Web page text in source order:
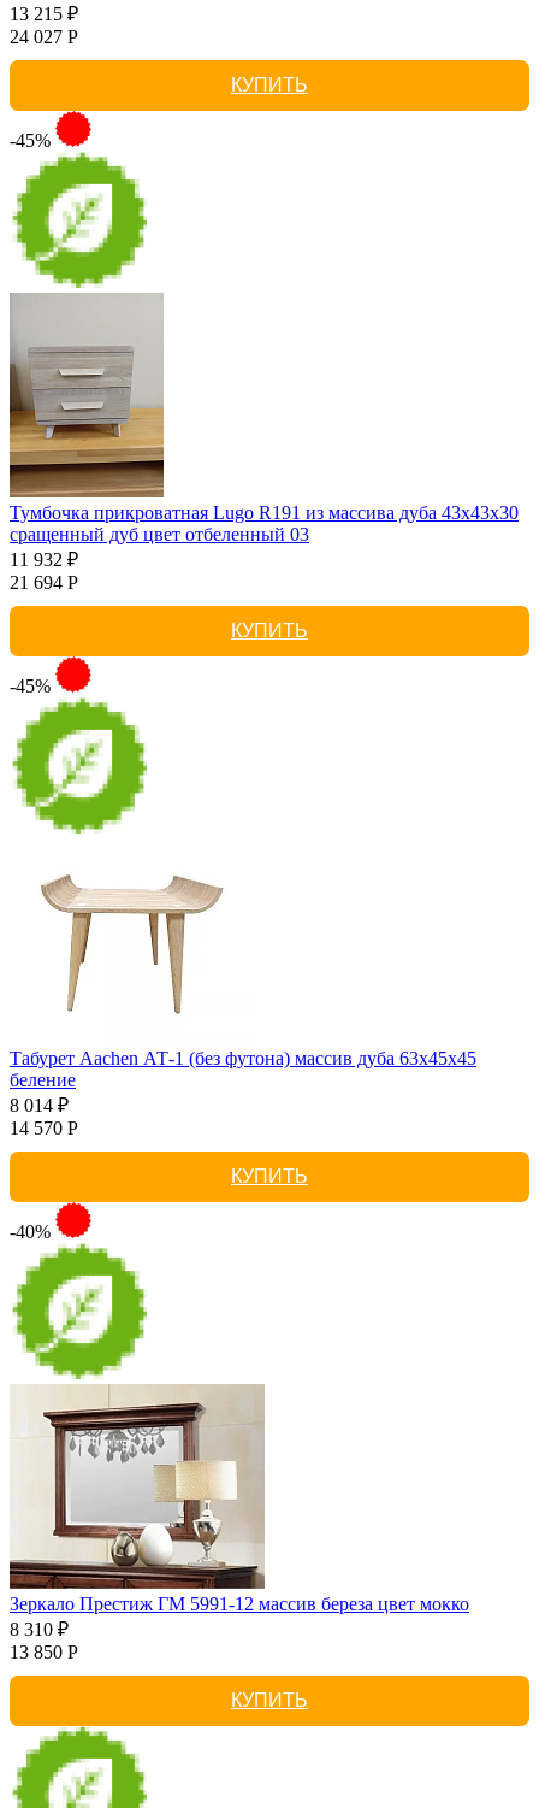
13 215 ₽
24 027 Р
КУПИТЬ
-45%
Тумбочка прикроватная Lugo R191 из массива дуба 43х43х30
сращенный дуб цвет отбеленный 03
11 932 ₽
21 694 Р
КУПИТЬ
-45%
Табурет Aachen АТ-1 (без футона) массив дуба 63х45х45
беление
8 014 ₽
14 570 Р
КУПИТЬ
-40%
Зеркало Престиж ГМ 5991-12 массив береза цвет мокко
8 310 ₽
13 850 Р
КУПИТЬ